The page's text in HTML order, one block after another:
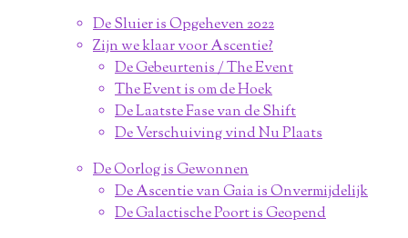
De Sluier is Opgeheven 2022
Zijn we klaar voor Ascentie?
De Gebeurtenis / The Event
The Event is om de Hoek
De Laatste Fase van de Shift
De Verschuiving vind Nu Plaats
De Oorlog is Gewonnen
De Ascentie van Gaia is Onvermijdelijk
De Galactische Poort is Geopend